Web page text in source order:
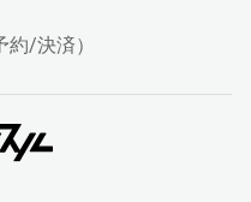
/決済）